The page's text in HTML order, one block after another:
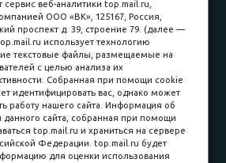
(3822) 60-70-30
(3822) 50-39-09
(3822) 22-77-68
(3822) 50-48-50
(3822) 65-42-10
сервис веб-аналитики top.mail.ru,
ООО «ВК», 125167, Россия,
проспект д. 39, строение 79. (далее —
использует технологию
текстовые файлы, размещаемые на
с целью анализа их
Собранная при помощи cookie
идентифицировать вас, однако может
работу нашего сайта. Информация об
данного сайта, собранная при помощи
top.mail.ru и храниться на сервере
Федерации. top.mail.ru будет
для оценки использования